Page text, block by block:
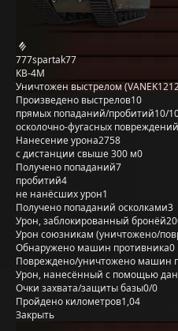
777spartak77
КВ-4М
Уничтожен выстрелом
Произведено выстрелов10
прямых попаданий/пробитий10/
осколочно-фугасных повреждений
Нанесение урона2758
с дистанции свыше 300 м0
Получено попаданий7
пробитий4
не нанёсших урон1
Получено попаданий осколками3
Урон, заблокированный бронёй
Урон союзникам (уничтожено/
Обнаружено машин противника0
Повреждено/уничтожено машин
Урон, нанесённый с помощью
Очки захвата/защиты базы0/0
Пройдено километров1,04
Закрыть